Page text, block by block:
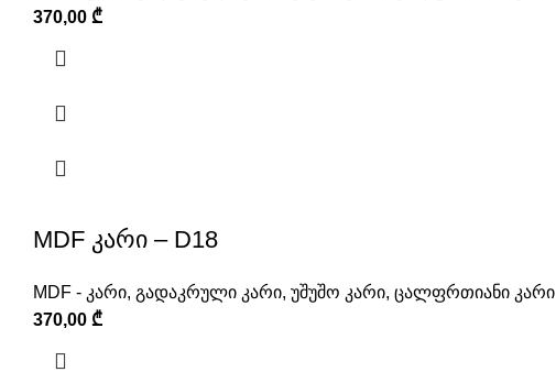
370,00 ₾
MDF კარი – D18
MDF - კარი, გადაკრული კარი, უშუშო კარი, ცალფრთიანი კარი
370,00 ₾